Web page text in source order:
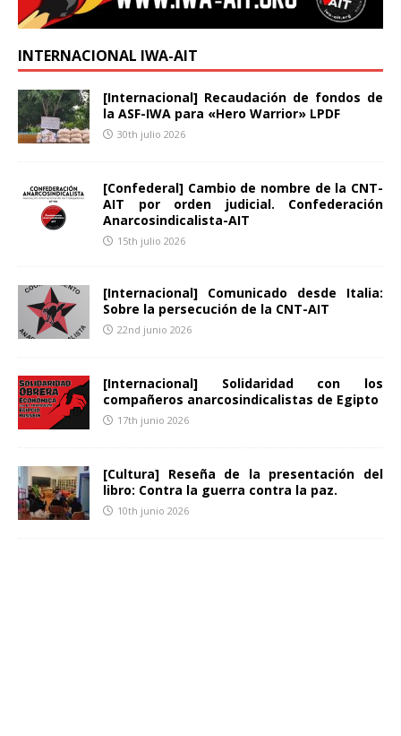
INTERNACIONAL IWA-AIT
[Internacional] Recaudación de fondos de
la ASF-IWA para «Hero Warrior» LPDF
30th julio 2026
[Confederal] Cambio de nombre de la CNT-
AIT por orden judicial. Confederación
Anarcosindicalista-AIT
15th julio 2026
[Internacional] Comunicado desde Italia:
Sobre la persecución de la CNT-AIT
22nd junio 2026
[Internacional] Solidaridad con los
compañeros anarcosindicalistas de Egipto
17th junio 2026
[Cultura] Reseña de la presentación del
libro: Contra la guerra contra la paz.
10th junio 2026